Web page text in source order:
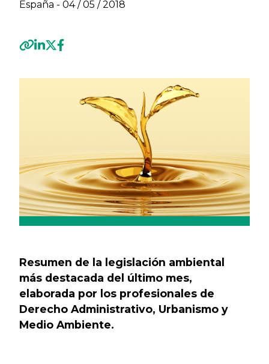
España - 04 / 05 / 2018
Resumen de la legislación ambiental
más destacada del último mes,
elaborada por los profesionales de
Derecho Administrativo, Urbanismo y
Medio Ambiente.